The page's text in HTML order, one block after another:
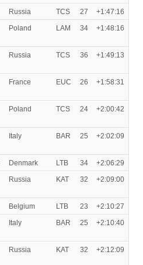
Russia TCS 27
+1:47:16
Poland LAM 34 +1:48:16
Russia TCS 36 +1:49:13
France EUC 26 +1:58:31
Poland TCS 24 +2:00:42
Italy BAR 25 +2:02:09
Denmark LTB 34
+2:06:29
Russia KAT 32 +2:09:00
Belgium LTB 23
+2:10:27
Italy BAR 25 +2:10:40
Russia KAT 32 +2:12:09